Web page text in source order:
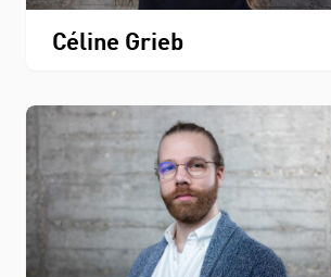
Céline Grieb